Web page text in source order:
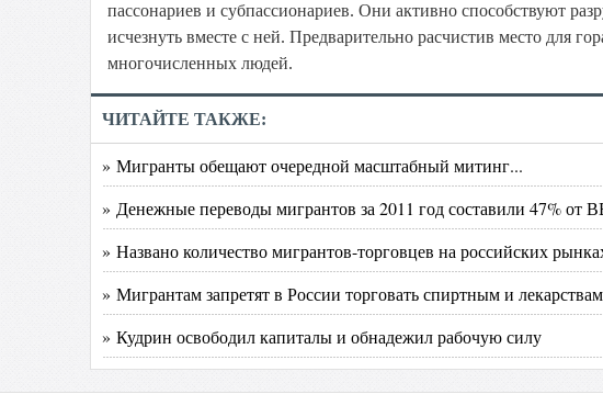
пассонариев и субпассионариев. Они активно способствуют
исчезнуть вместе с ней. Предварительно расчистив место для
многочисленных людей.
ЧИТАЙТЕ ТАКЖЕ:
» Мигранты обещают очередной масштабный митинг...
» Денежные переводы мигрантов за 2011 год составили 47% от
» Названо количество мигрантов-торговцев на российских
» Мигрантам запретят в России торговать спиртным и
» Кудрин освободил капиталы и обнадежил рабочую силу